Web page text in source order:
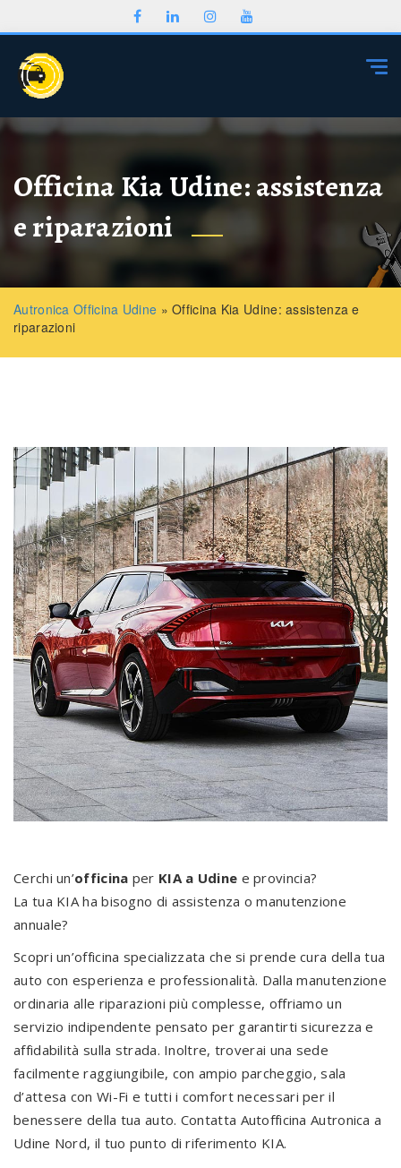
Officina Kia Udine: assistenza
e riparazioni
Autronica Officina Udine »Officina Kia Udine: assistenza e
riparazioni
Cerchi un’officina per KIA a Udine e provincia?
La tua KIA ha bisogno di assistenza o manutenzione
annuale?
Scopri un’officina specializzata che si prende cura della tua
auto con esperienza e professionalità. Dalla manutenzione
ordinaria alle riparazioni più complesse, offriamo un
servizio indipendente pensato per garantirti sicurezza e
affidabilità sulla strada. Inoltre, troverai una sede
facilmente raggiungibile, con ampio parcheggio, sala
d’attesa con Wi-Fi e tutti i comfort necessari per il
benessere della tua auto. Contatta Autofficina Autronica a
Udine Nord, il tuo punto di riferimento KIA.